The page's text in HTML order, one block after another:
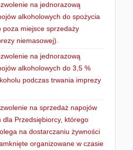
na jednorazową
alkoholowych do spożycia
poza miejsce sprzedaży
niemasowej).
na jednorazową
alkoholowych do 3,5 %
podczas trwania imprezy
na sprzedaż napojów
dla Przedsiębiorcy, którego
na dostarczaniu żywności
organizowane w czasie